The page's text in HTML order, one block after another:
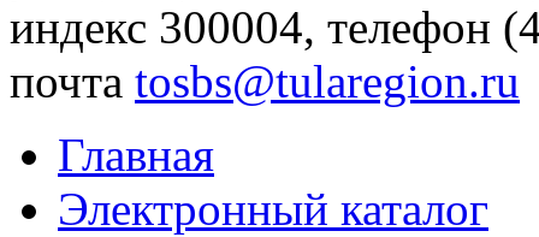
индекс 300004, телефон
почта tosbs@tularegion.ru
Главная
Электронный каталог